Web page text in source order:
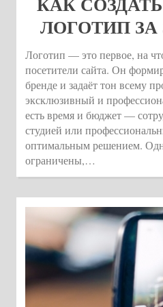
КАК
ЛОГОТИП
Логотип — это первое, на
посетители сайта. Он
бренде и задаёт тон всему
эксклюзивный и
есть время и бюджет —
студией или
оптимальным решением.
ограничены,…